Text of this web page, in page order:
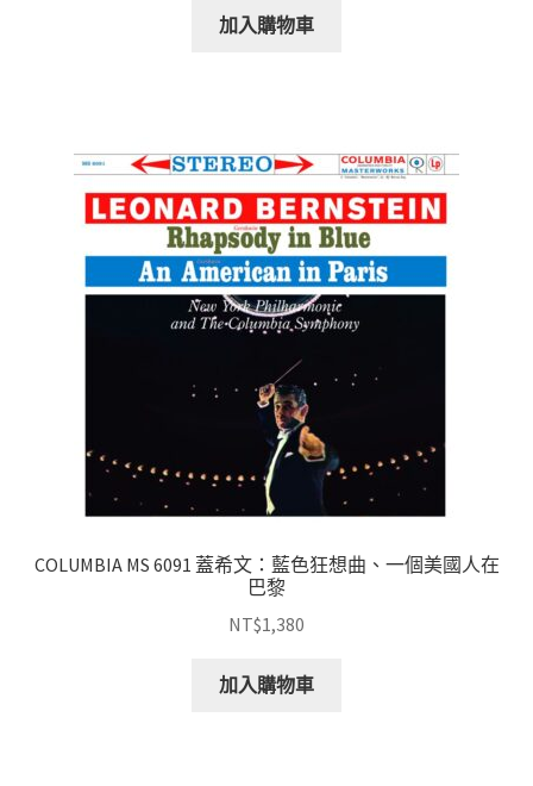
加入購物車
COLUMBIA MS 6091 蓋希文：藍色狂想曲、一個美國人在
巴黎
NT$1,380
加入購物車